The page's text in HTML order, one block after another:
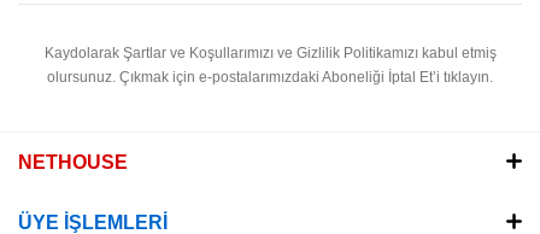
Kaydolarak Şartlar ve Koşullarımızı ve Gizlilik Politikamızı kabul etmiş
olursunuz. Çıkmak için e-postalarımızdaki Aboneliği İptal Et’i tıklayın.
NETHOUSE
ÜYE İŞLEMLERİ